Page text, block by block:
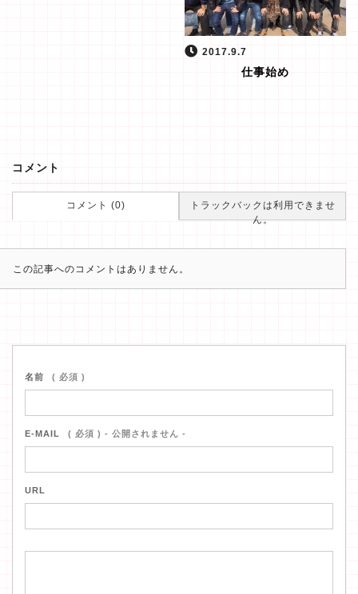
2017.9.7
仕事始め
コメント
コメント (0)
トラックバックは利用できませ
ん。
この記事へのコメントはありません。
名前 ( 必須 )
E-MAIL ( 必須 ) - 公開されません -
URL